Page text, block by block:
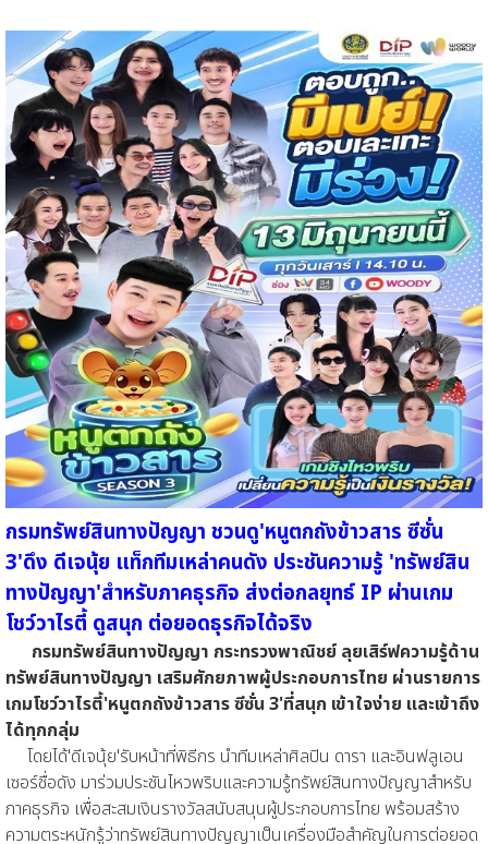
กรมทรัพย์สินทางปัญญา ชวนดู'หนูตกถังข้าวสาร ซีซั่น
3'ดึง ดีเจนุ้ย แท็กทีมเหล่าคนดัง ประชันความรู้ 'ทรัพย์สิน
ทางปัญญา'สำหรับภาคธุรกิจ ส่งต่อกลยุทธ์ IP ผ่านเกม
โชว์วาไรตี้ ดูสนุก ต่อยอดธุรกิจได้จริง
กรมทรัพย์สินทางปัญญา กระทรวงพาณิชย์ ลุยเสิร์ฟความรู้ด้าน
ทรัพย์สินทางปัญญา เสริมศักยภาพผู้ประกอบการไทย ผ่านรายการ
เกมโชว์วาไรตี้'หนูตกถังข้าวสาร ซีซั่น 3'ที่สนุก เข้าใจง่าย และเข้าถึง
ได้ทุกกลุ่ม
โดยได้'ดีเจนุ้ย'รับหน้าที่พิธีกร นำทีมเหล่าศิลปิน ดารา และอินฟลูเอน
เซอร์ชื่อดัง มาร่วมประชันไหวพริบและความรู้ทรัพย์สินทางปัญญาสำหรับ
ภาคธุรกิจ เพื่อสะสมเงินรางวัลสนับสนุนผู้ประกอบการไทย พร้อมสร้าง
ความตระหนักรู้ว่าทรัพย์สินทางปัญญาเป็นเครื่องมือสำคัญในการต่อยอด